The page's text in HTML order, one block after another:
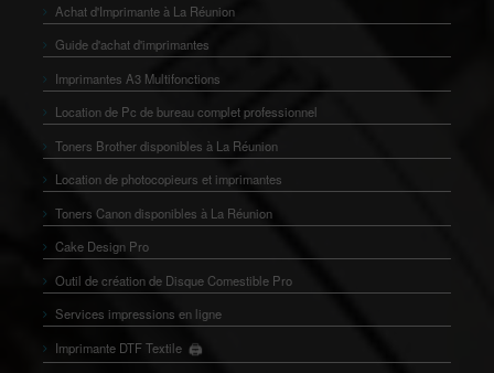
Achat d'Imprimante à La Réunion
Guide d'achat d'imprimantes
Imprimantes A3 Multifonctions
Location de Pc de bureau complet professionnel
Toners Brother disponibles à La Réunion
Location de photocopieurs et imprimantes
Toners Canon disponibles à La Réunion
Cake Design Pro
Outil de création de Disque Comestible Pro
Services impressions en ligne
Imprimante DTF Textile 🖨️
👕